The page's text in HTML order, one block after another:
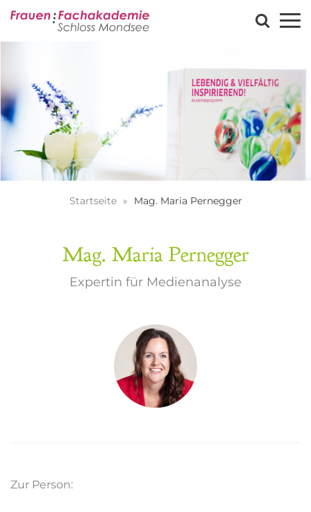
Startseite Mag. Maria Pernegger
Mag. Maria Pernegger
Expertin für Medienanalyse
Zur Person: